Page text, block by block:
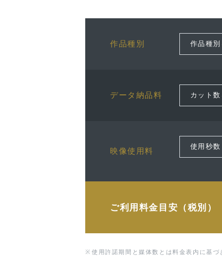
作品種別
データ納品料
映像使用料
ご利用料金目安（税別）
※ 使用許諾期間と媒体数とは料金表内に基づ